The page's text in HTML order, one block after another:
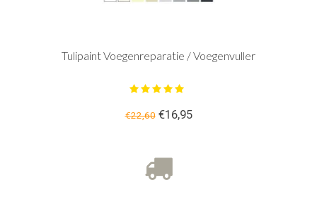
Tulipaint Voegenreparatie / Voegenvuller
€22,60€16,95